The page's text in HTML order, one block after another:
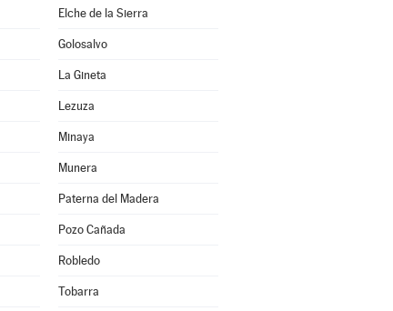
Elche de la Sierra
Golosalvo
La Gineta
Lezuza
Minaya
Munera
Paterna del Madera
Pozo Cañada
Robledo
Tobarra